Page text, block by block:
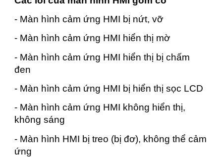
- Màn hình cảm ứng HMI bị nứt, vỡ
- Màn hình cảm ứng HMI hiển thị mờ
- Màn hình cảm ứng HMI hiển thị bị chấm
đen
- Màn hình cảm ứng HMI bị hiển thị sọc LCD
- Màn hình cảm ứng HMI không hiển thị,
không sáng
- Màn hình HMI bị treo (bị đơ), không thể cảm
ứng